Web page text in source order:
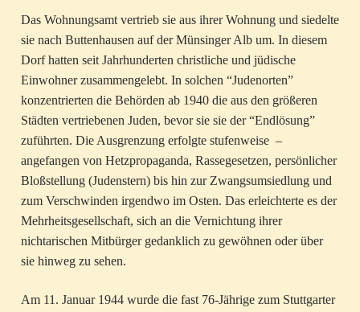
Das Wohnungsamt vertrieb sie aus ihrer Wohnung und siedelte
sie nach Buttenhausen auf der Münsinger Alb um. In diesem
Dorf hatten seit Jahrhunderten christliche und jüdische
Einwohner zusammengelebt. In solchen “Judenorten”
konzentrierten die Behörden ab 1940 die aus den größeren
Städten vertriebenen Juden, bevor sie sie der “Endlösung”
zuführten. Die Ausgrenzung erfolgte stufenweise –
angefangen von Hetzpropaganda, Rassegesetzen, persönlicher
Bloßstellung (Judenstern) bis hin zur Zwangsumsiedlung und
zum Verschwinden irgendwo im Osten. Das erleichterte es der
Mehrheitsgesellschaft, sich an die Vernichtung ihrer
nichtarischen Mitbürger gedanklich zu gewöhnen oder über
sie hinweg zu sehen.
Am 11. Januar 1944 wurde die fast 76-Jährige zum Stuttgarter